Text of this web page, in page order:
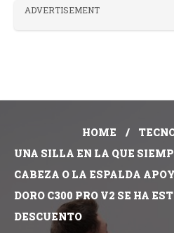
ADVERTISEMENT
HOME
UNA SILLA EN LA QUE
CABEZA O LA ESPALDA
DORO C300 PRO V2 SE HA
DESCUENTO